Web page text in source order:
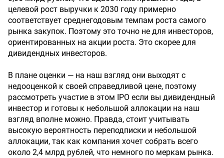
целевой рост выручки к 2030 году примерно
соответствует среднегодовым темпам роста самого
рынка закупок. Поэтому это точно не для инвесторов,
ориентированных на акции роста. Это скорее для
дивидендных инвесторов.
В плане оценки — на наш взгляд они выходят с
недооценкой к своей справедливой цене, поэтому
рассмотреть участие в этом IPO если вы дивидендный
инвестор и готовы к небольшой аллокации на наш
взгляд вполне можно. Правда, стоит учитывать
высокую вероятность переподписки и небольшой
аллокации, так как компания хочет собрать всего
около 2,4 млрд рублей, что немного по меркам рынка.